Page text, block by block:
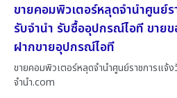
ขายคอมพิวเตอร์หลุดจำนำศูนย์
รับจำนำ รับซื้ออุปกรณ์ไอที ขาย
ฝากขายอุปกรณ์ไอที
ขายคอมพิวเตอร์หลุดจำนำศูนย์ราชการแจ้
จํานํา.com